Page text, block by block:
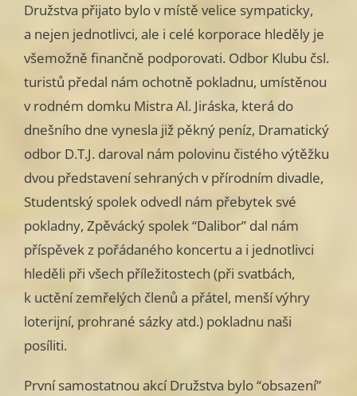
Družstva přijato bylo v místě velice sympaticky,
a nejen jednotlivci, ale i celé korporace hleděly je
všemožně finančně podporovati. Odbor Klubu čsl.
turistů předal nám ochotně pokladnu, umístěnou
v rodném domku Mistra Al. Jiráska, která do
dnešního dne vynesla již pěkný peníz, Dramatický
odbor D.T.J. daroval nám polovinu čistého výtěžku
dvou představení sehraných v přírodním divadle,
Studentský spolek odvedl nám přebytek své
pokladny, Zpěvácký spolek “Dalibor” dal nám
příspěvek z pořádaného koncertu a i jednotlivci
hleděli při všech příležitostech (při svatbách,
k uctění zemřelých členů a přátel, menší výhry
loterijní, prohrané sázky atd.) pokladnu naši
posíliti.
První samostatnou akcí Družstva bylo “obsazení”